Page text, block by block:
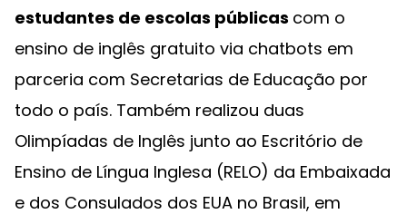
estudantes de escolas públicas com o
ensino de inglês gratuito via chatbots em
parceria com Secretarias de Educação por
todo o país. Também realizou duas
Olimpíadas de Inglês junto ao Escritório de
Ensino de Língua Inglesa (RELO) da Embaixada
e dos Consulados dos EUA no Brasil, em